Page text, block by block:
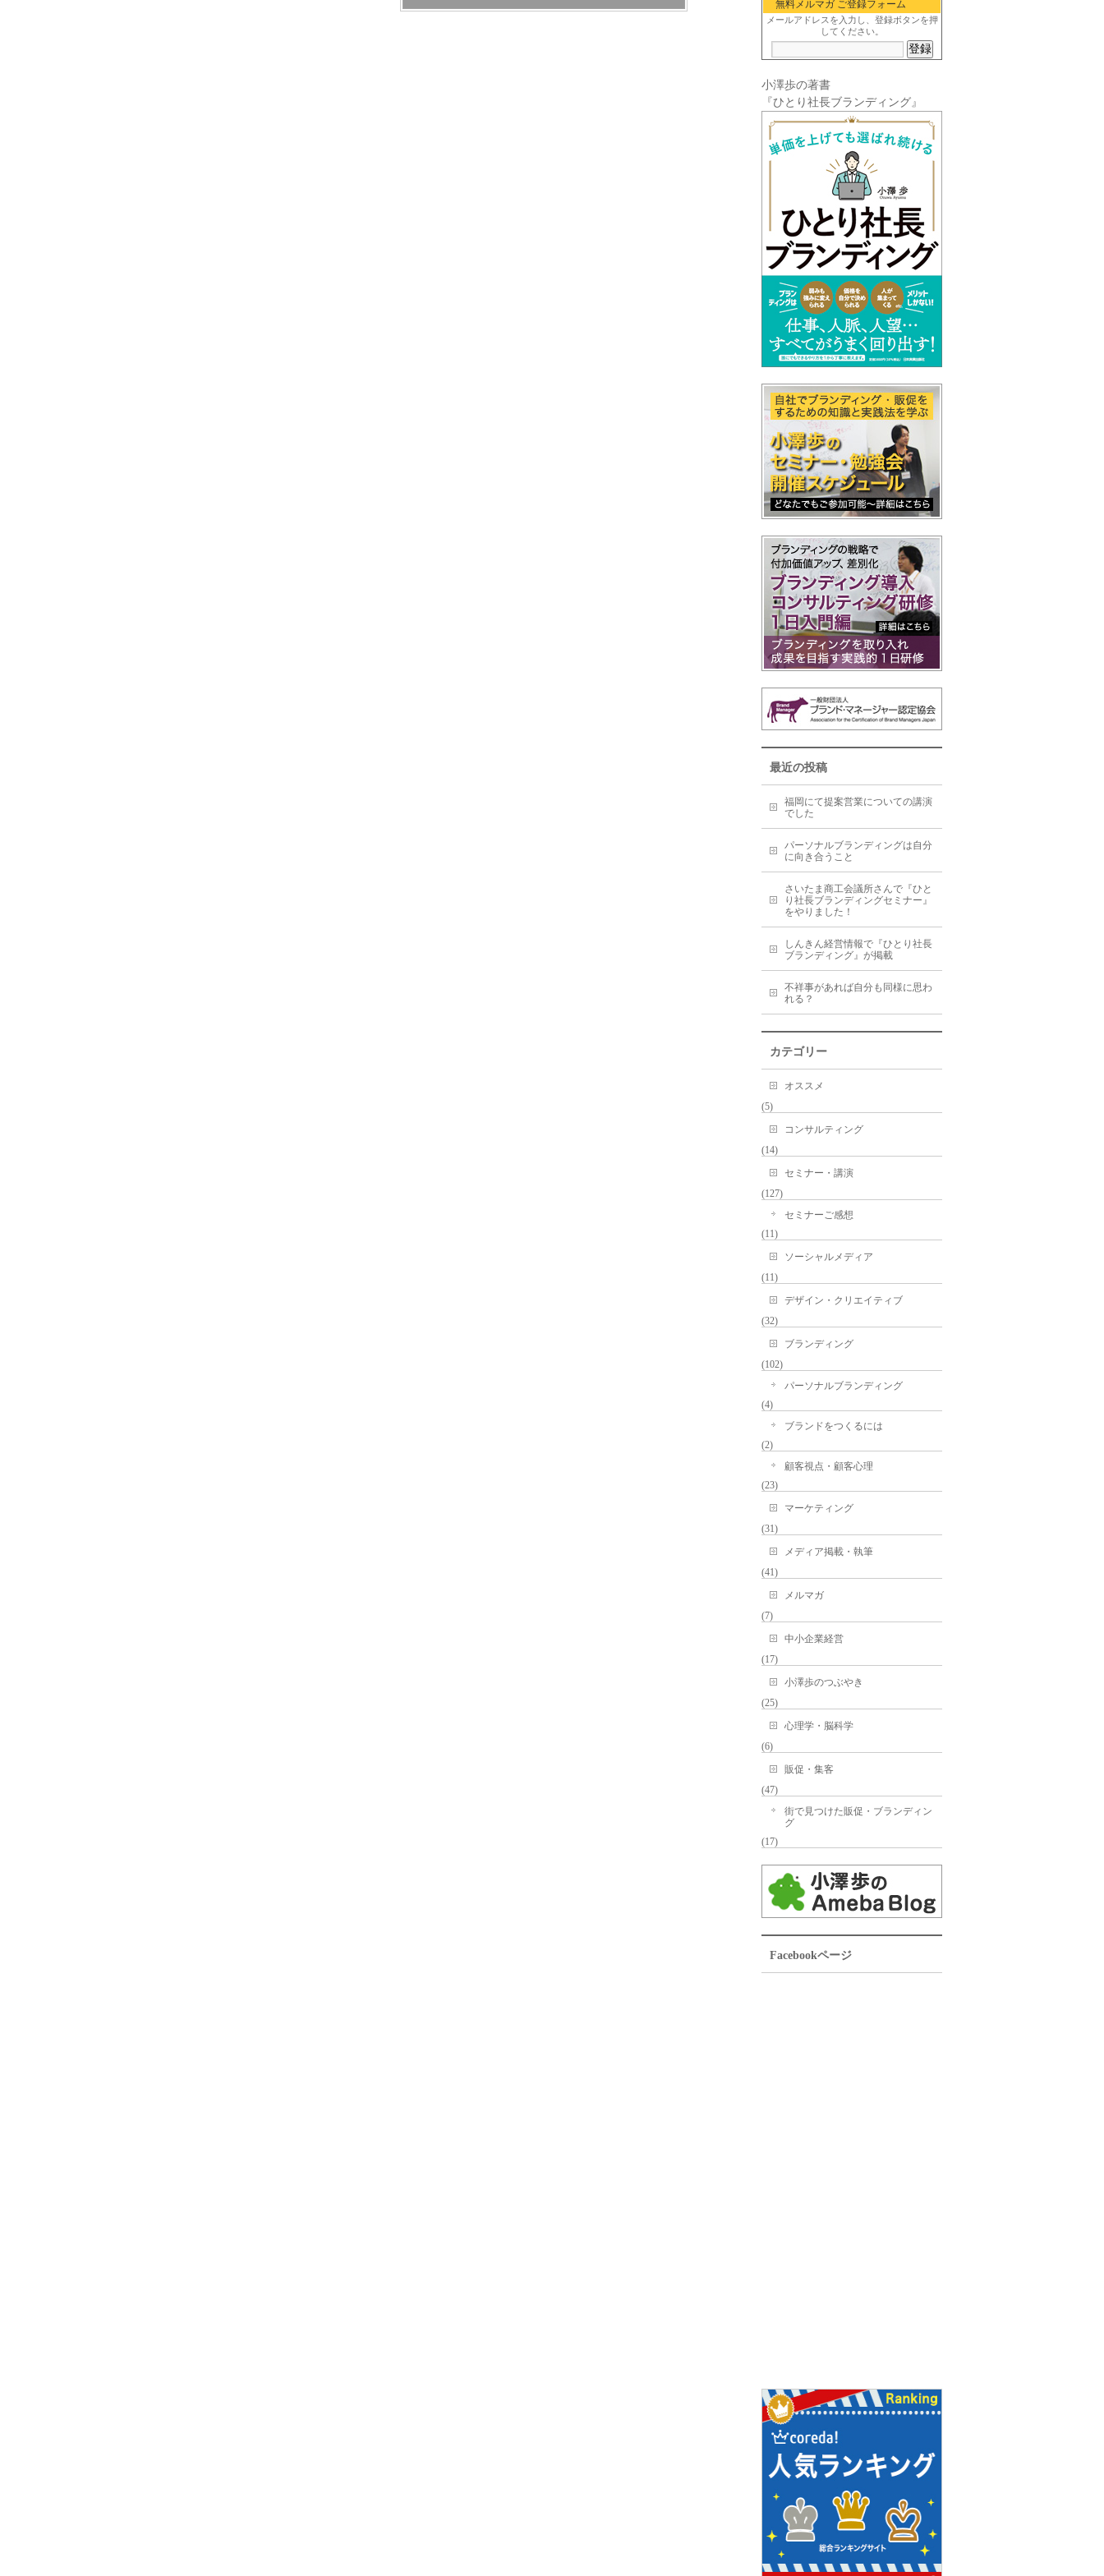
無料メルマガ ご登録フォーム
メールアドレスを入力し、登録ボタンを押
してください。
小澤歩の著書
『ひとり社長ブランディング』
最近の投稿
福岡にて提案営業についての講演
でした
パーソナルブランディングは自分
に向き合うこと
さいたま商工会議所さんで『ひと
り社長ブランディングセミナー』
をやりました！
しんきん経営情報で『ひとり社長
ブランディング』が掲載
不祥事があれば自分も同様に思わ
れる？
カテゴリー
オススメ
(5)
コンサルティング
(14)
セミナー・講演
(127)
セミナーご感想
(11)
ソーシャルメディア
(11)
デザイン・クリエイティブ
(32)
ブランディング
(102)
パーソナルブランディング
(4)
ブランドをつくるには
(2)
顧客視点・顧客心理
(23)
マーケティング
(31)
メディア掲載・執筆
(41)
メルマガ
(7)
中小企業経営
(17)
小澤歩のつぶやき
(25)
心理学・脳科学
(6)
販促・集客
(47)
街で見つけた販促・ブランディン
グ
(17)
Facebookページ